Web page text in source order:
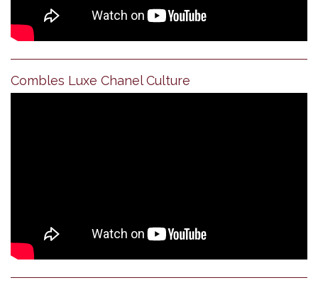
Combles Luxe Chanel Culture